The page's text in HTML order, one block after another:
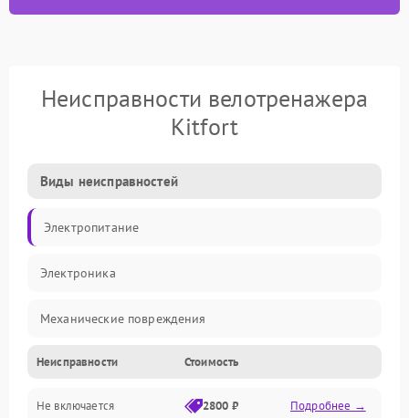
Неисправности велотренажера
Kitfort
Виды неисправностей
Электропитание
Электроника
Механические повреждения
Управление
Механика
Неисправности Стоимость
Не включается 2800 ₽ Подробнее →